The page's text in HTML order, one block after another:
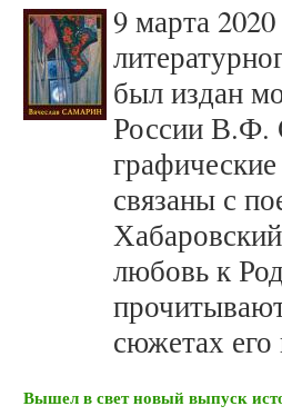
9 марта
был издан
России В.Ф.
связаны с
любовь к
сюжетах его
Вышел в свет новый выпуск